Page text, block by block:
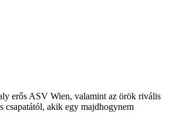
erős ASV Wien, valamint az örök rivális
csapatától, akik egy majdhogynem